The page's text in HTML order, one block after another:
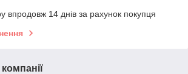
впродовж 14 днів за рахунок покупця